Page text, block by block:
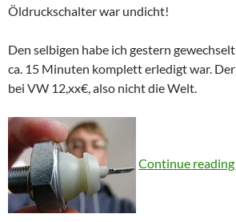
Öldruckschalter war undicht!
Den selbigen habe ich gestern
ca. 15 Minuten komplett erledigt war.
bei VW 12,xx€, also nicht die Welt.
Continue reading